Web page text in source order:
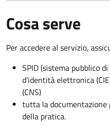
Cosa serve
Per accedere al servizio,
SPID (sistema pubblico
d’identità elettronica
(CNS)
tutta la documentazione
della pratica.